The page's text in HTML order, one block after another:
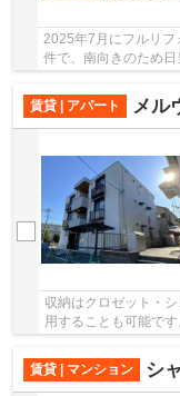
2025年7月にフルリフ
件で、南向きのため
賃貸 | アパート
メル
収納はクロゼット・
用することも可能で
賃貸 | マンション
シ